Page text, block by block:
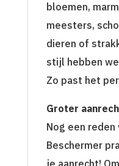
bloemen,
meesters,
dieren of
stijl hebben
Zo past het
Groter
Nog een
Beschermer